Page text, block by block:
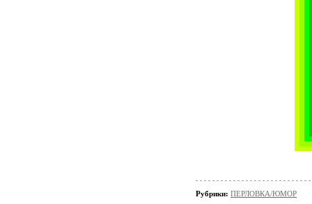
Рубрики: ПЕРЛОВКА/ЮМОР